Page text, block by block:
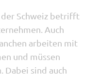
der Schweiz betrifft
Auch
arbeiten mit
und müssen
Dabei sind auch